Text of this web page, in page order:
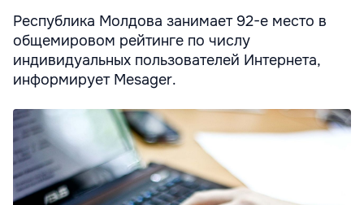
Республика Молдова занимает 92-е место в
общемировом рейтинге по числу
индивидуальных пользователей Интернета,
информирует Mesager.